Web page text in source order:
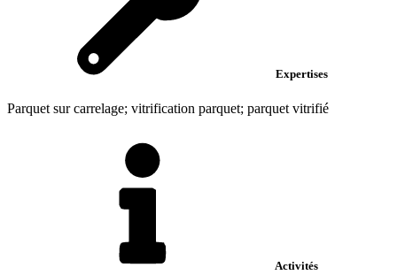
Expertises
Parquet sur carrelage; vitrification parquet; parquet vitrifié
Activités